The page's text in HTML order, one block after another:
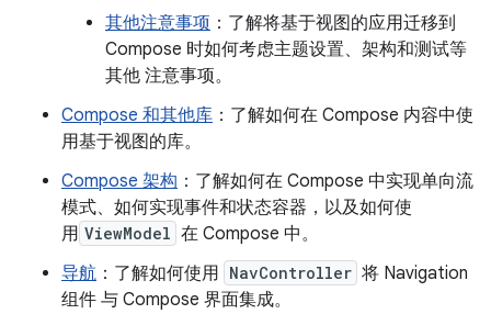
其他注意事项 ：了解将基于视图的应用迁移到
Compose 时如何考虑主题设置、架构和测试等
其他 注意事项。
Compose 和其他库 ：了解如何在 Compose 内容中使
用基于视图的库。
Compose 架构 ：了解如何在 Compose 中实现单向流
模式、如何实现事件和状态容器，以及如何使
用 ViewModel 在 Compose 中。
导航 ：了解如何使用 NavController 将 Navigation
组件 与 Compose 界面集成。